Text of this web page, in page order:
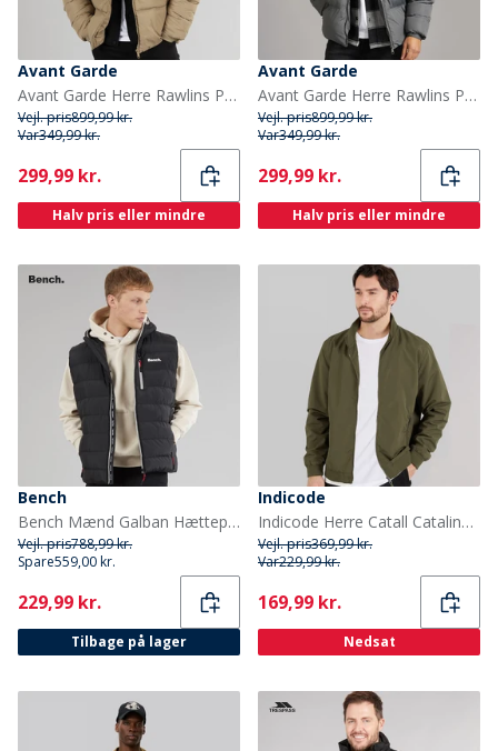
Avant Garde
Avant Garde Herre Rawlins Puffer Jakke Mink
Vejl. pris899,99 kr.
Var349,99 kr.
Current
299,99 kr.
Halv pris eller mindre
Avant Garde
Avant Garde Herre Rawlins Pufferjakke Antracit
Vejl. pris899,99 kr.
Var349,99 kr.
Current
299,99 kr.
Halv pris eller mindre
Bench
Bench Mænd Galban Hættepuffer Vest Sort
Vejl. pris788,99 kr.
Spare559,00 kr.
Current
229,99 kr.
Tilbage på lager
Indicode
Indicode Herre Catall Catalina Jakke Army
Vejl. pris369,99 kr.
Var229,99 kr.
Current
169,99 kr.
Nedsat